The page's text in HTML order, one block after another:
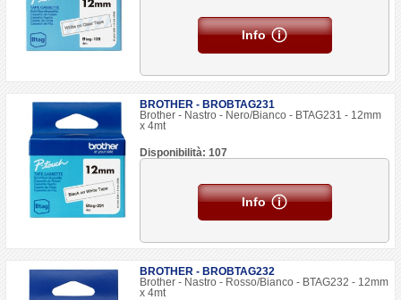
Info
BROTHER - BROBTAG231
Brother - Nastro - Nero/Bianco - BTAG231 - 12mm
x 4mt
Disponibilità: 107
Info
BROTHER - BROBTAG232
Brother - Nastro - Rosso/Bianco - BTAG232 - 12mm
x 4mt